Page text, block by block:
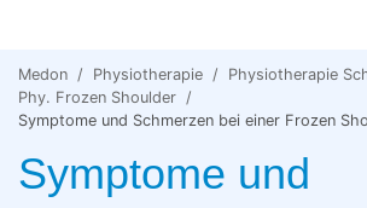
Medon Physiotherapie
Physiotherapie
Phy. Frozen Shoulder
Symptome und Schmerzen bei einer Frozen
Symptome und